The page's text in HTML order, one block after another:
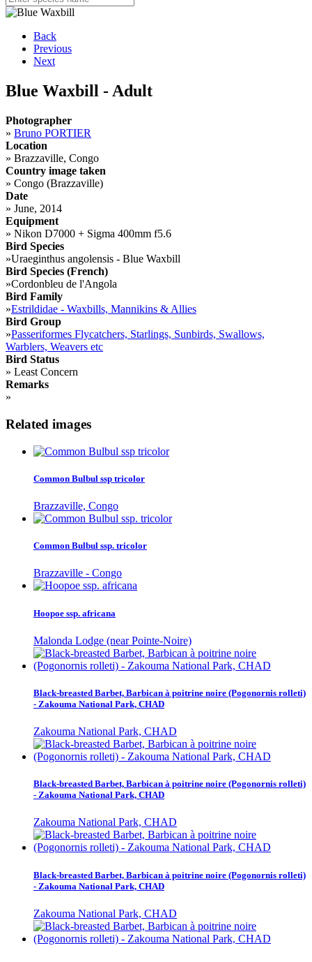
Back
Previous
Next
Blue Waxbill - Adult
Photographer
» Bruno PORTIER
Location
» Brazzaville, Congo
Country image taken
» Congo (Brazzaville)
Date
» June, 2014
Equipment
» Nikon D7000 + Sigma 400mm f5.6
Bird Species
»Uraeginthus angolensis - Blue Waxbill
Bird Species (French)
»Cordonbleu de l'Angola
Bird Family
»Estrildidae - Waxbills, Mannikins & Allies
Bird Group
»Passeriformes Flycatchers, Starlings, Sunbirds, Swallows,
Warblers, Weavers etc
Bird Status
» Least Concern
Remarks
»
Related images
Common Bulbul ssp tricolor
Brazzaville, Congo
Common Bulbul ssp. tricolor
Brazzaville - Congo
Hoopoe ssp. africana
Malonda Lodge (near Pointe-Noire)
Black-breasted Barbet, Barbican à poitrine noire (Pogonornis rolleti)
- Zakouma National Park, CHAD
Zakouma National Park, CHAD
Black-breasted Barbet, Barbican à poitrine noire (Pogonornis rolleti)
- Zakouma National Park, CHAD
Zakouma National Park, CHAD
Black-breasted Barbet, Barbican à poitrine noire (Pogonornis rolleti)
- Zakouma National Park, CHAD
Zakouma National Park, CHAD